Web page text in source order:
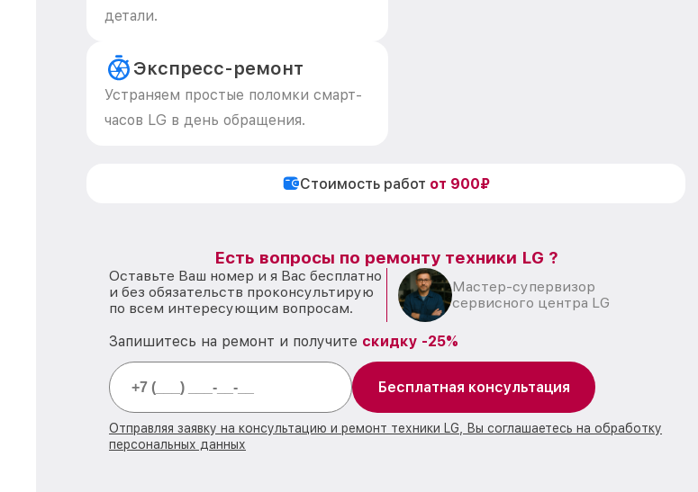
детали.
Экспресс-ремонт
Устраняем простые поломки смарт-
часов LG в день обращения.
Стоимость работ от 900₽
Есть вопросы по ремонту техники LG ?
Оставьте Ваш номер и я Вас бесплатно
и без обязательств проконсультирую
по всем интересующим вопросам.
Мастер-супервизор
сервисного центра LG
Запишитесь на ремонт и получите скидку -25%
Бесплатная консультация
Отправляя заявку на консультацию и ремонт техники LG, Вы соглашаетесь на обработку
персональных данных